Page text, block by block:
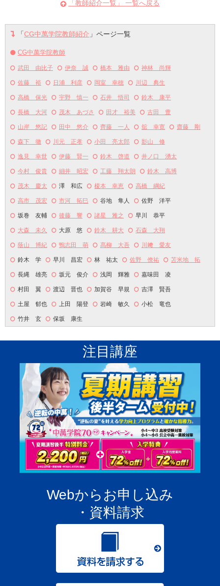
「教師紹介一覧」 一覧へ戻る
「CG中萬学院教師紹介 」ページ一覧
CG中萬学院教師
武田 由比子 伊奈 誠 橋本 雅由 神林 尚輝
佐藤 裕 日浦 利彦 岡室 幸穂 川辺 典生
高橋 保光 宇野 慎一 石井 悟司 鈴木 康平
長橋 大河 茂木 あづさ 田才 裕美 古田 豊
山岸 悠記 田中 悠介 齊藤 一人 舘 幸寛 齋藤 剛
森下 徹 川元 正孝 小田 亮太郎 影山 修
逸見 幸世 伊藤 賢一 鈴木 啓道 井ノ口 湧太
今村 俊貴 細井 昭宏 工藤 翔太朗 鈴木 高博
茂木 慶太 澤 和広 榎本 幸恵 高橋 綱紀
高市 茂宏 市河 拓巳 谷地 隼人 佐野 洋平
坂巻 友輔 後藤 響 諸星 雅之 早川 恭平
大森 未久 大原 悠 鈴木 耕大 石森 大翔
蔭山 博紀 鴨志田 萌 髙柳 大吾 川﨑 愛友
鈴木 学 早川 昌宏 林 祐太 佐野 僚祐 苫米地 拓
長縄 雄亮 坂元 俊介 浅岡 輝雅 嘉味田 凌
村田 翼 渡辺 晋也 加賀谷 早規 吉澤 賢吾
土屋 郁也 上田 陽登 岩崎 敏久 小松 竜也
竹井 玄 保坂 康生
注目講座
Webからお申し込み
・資料請求